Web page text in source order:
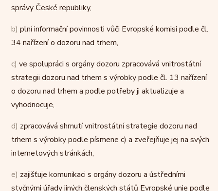
správy České republiky,
b) plní informační povinnosti vůči Evropské komisi podle čl.
34 nařízení o dozoru nad trhem,
c) ve spolupráci s orgány dozoru zpracovává vnitrostátní
strategii dozoru nad trhem s výrobky podle čl. 13 nařízení
o dozoru nad trhem a podle potřeby ji aktualizuje a
vyhodnocuje,
d) zpracovává shrnutí vnitrostátní strategie dozoru nad
trhem s výrobky podle písmene c) a zveřejňuje jej na svých
internetových stránkách,
e) zajišťuje komunikaci s orgány dozoru a ústředními
styčnými úřady jiných členských států Evropské unie podle